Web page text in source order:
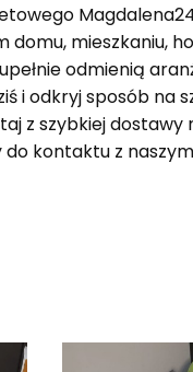
mieszkaniu,
odmienią
i odkryj sposób
z szybkiej
kontaktu z